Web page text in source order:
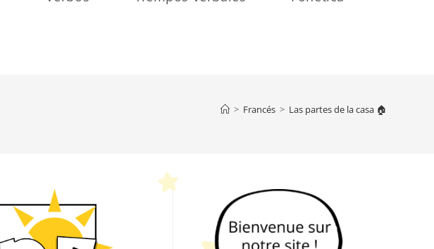
> Francés > Las partes de la casa 🏠